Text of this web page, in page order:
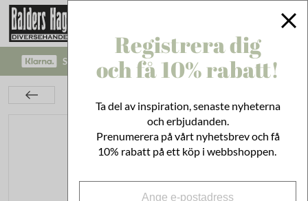
SÄKRA BETALNINGAR MED KLARNA CHECKOUT!
Registrera dig
och få 10% rabatt!
Ta del av inspiration, senaste nyheterna
och erbjudanden.
Prenumerera på vårt nyhetsbrev och få
10% rabatt på ett köp i webbshoppen.